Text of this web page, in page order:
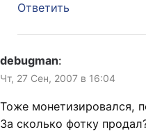
Ответить
debugman:
Чт, 27 Сен, 2007 в 16:04
Тоже монетизировался,
За сколько фотку